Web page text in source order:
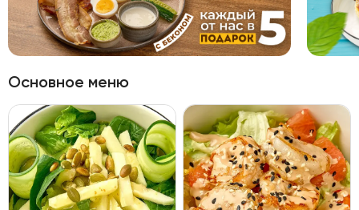
Основное меню